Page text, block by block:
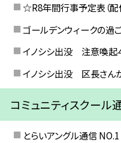
☆R8年間行事予定表（配
ゴールデンウィークの過
イノシシ出没 注意喚起
イノシシ出没 区長さん
コミュニティスクール
とらいアングル通信 NO.1